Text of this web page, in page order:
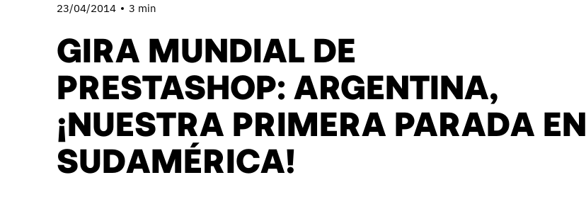
23/04/2014 3 min
GIRA MUNDIAL DE
PRESTASHOP: ARGENTINA,
¡NUESTRA PRIMERA PARADA EN
SUDAMÉRICA!